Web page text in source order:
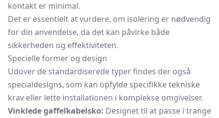
kontakt er minimal.
Det er essentielt at vurdere, om isolering er nødvendig
for din anvendelse, da det kan påvirke både
sikkerheden og effektiviteten.
Specielle former og design
Udover de standardiserede typer findes der også
specialdesigns, som kan opfylde specifikke tekniske
krav eller lette installationen i komplekse omgivelser.
Vinklede gaffelkabelsko: Designet til at passe i trange